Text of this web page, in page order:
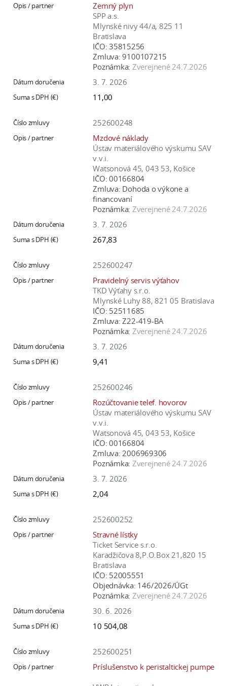
Zemný plyn
SPP a.s.
Mlynské nivy 44/a, 825 11
Bratislava
IČO: 35815256
Zmluva: 9100107215
Poznámka: Zverejnené 24.7.2026
3. 7. 2026
11,00
252600248
Mzdové náklady
Ústav materiálového výskumu SAV
v.v.i.
Watsonová 45, 043 53, Košice
IČO: 00166804
Zmluva: Dohoda o výkone a
financovaní
Poznámka: Zverejnené 24.7.2026
3. 7. 2026
267,83
252600247
Pravidelný servis výťahov
TKD Výťahy s.r.o.
Mlynské Luhy 88, 821 05 Bratislava
IČO: 52511685
Zmluva: Z22-419-BA
Poznámka: Zverejnené 24.7.2026
3. 7. 2026
9,41
252600246
Rozúčtovanie telef. hovorov
Ústav materiálového výskumu SAV
v.v.i.
Watsonová 45, 043 53, Košice
IČO: 00166804
Zmluva: 2006969306
Poznámka: Zverejnené 24.7.2026
3. 7. 2026
2,04
252600252
Stravné lístky
Ticket Service s.r.o.
Karadžičova 8,P.O.Box 21,820 15
Bratislava
IČO: 52005551
Objednávka: 146/2026/ÚGt
Poznámka: Zverejnené 24.7.2026
30. 6. 2026
10 504,08
252600251
Príslušenstvo k peristaltickej pumpe